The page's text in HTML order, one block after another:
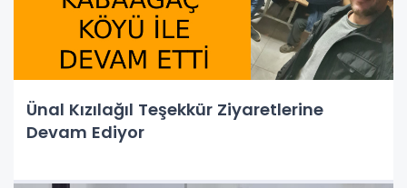
Ünal Kızılağıl Teşekkür Ziyaretlerine
Devam Ediyor